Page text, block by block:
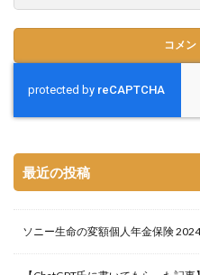
最近の投稿
ソニー生命の変額個人年金保険